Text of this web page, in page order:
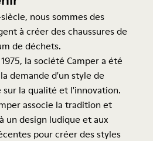
nous sommes des
à créer des chaussures de
de déchets.
la société Camper a été
demande d'un style de
sur la qualité et l'innovation.
associe la tradition et
un design ludique et aux
pour créer des styles